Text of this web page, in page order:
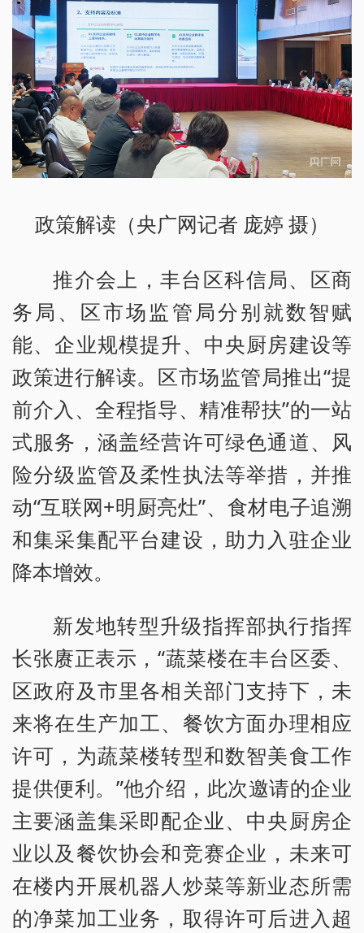
政策解读（央广网记者 庞婷 摄）
推介会上，丰台区科信局、区商
务局、区市场监管局分别就数智赋
能、企业规模提升、中央厨房建设等
政策进行解读。区市场监管局推出“提
前介入、全程指导、精准帮扶”的一站
式服务，涵盖经营许可绿色通道、风
险分级监管及柔性执法等举措，并推
动“互联网+明厨亮灶”、食材电子追溯
和集采集配平台建设，助力入驻企业
降本增效。
新发地转型升级指挥部执行指挥
长张赓正表示，“蔬菜楼在丰台区委、
区政府及市里各相关部门支持下，未
来将在生产加工、餐饮方面办理相应
许可，为蔬菜楼转型和数智美食工作
提供便利。”他介绍，此次邀请的企业
主要涵盖集采即配企业、中央厨房企
业以及餐饮协会和竞赛企业，未来可
在楼内开展机器人炒菜等新业态所需
的净菜加工业务，取得许可后进入超